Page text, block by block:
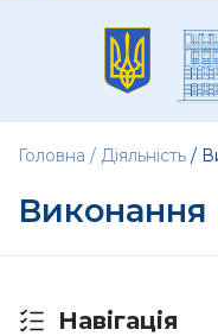
Головна Діяльність
Виконання
Навігація